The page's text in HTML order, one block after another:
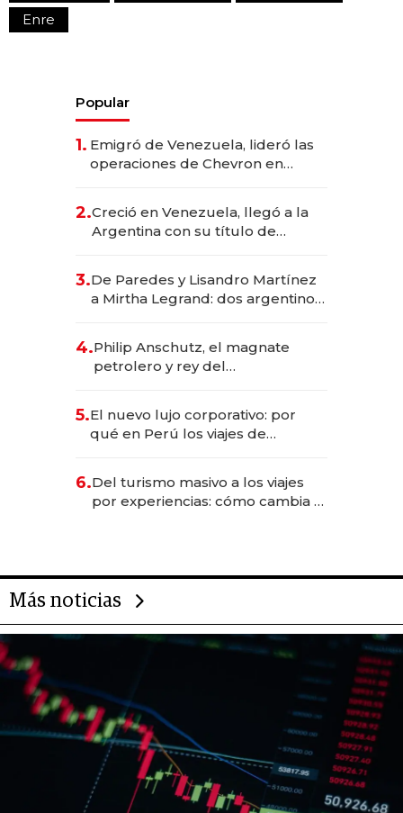
Enre
Popular
1. Emigró de Venezuela, lideró las
operaciones de Chevron en
2.Creció en Venezuela, llegó a la
Argentina con su título de
las marcas "fast premium"
3.De Paredes y Lisandro Martínez
a Mirtha Legrand: dos argentinos
4.Philip Anschutz, el magnate
petrolero y rey del
Fénix
5.El nuevo lujo corporativo: por
qué en Perú los viajes de
transformadoras
6.Del turismo masivo a los viajes
por experiencias: cómo cambia el
Más noticias